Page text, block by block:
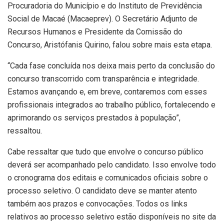
Procuradoria do Município e do Instituto de Previdência
Social de Macaé (Macaeprev). O Secretário Adjunto de
Recursos Humanos e Presidente da Comissão do
Concurso, Aristófanis Quirino, falou sobre mais esta etapa.
“Cada fase concluída nos deixa mais perto da conclusão do
concurso transcorrido com transparência e integridade.
Estamos avançando e, em breve, contaremos com esses
profissionais integrados ao trabalho público, fortalecendo e
aprimorando os serviços prestados à população”,
ressaltou.
Cabe ressaltar que tudo que envolve o concurso público
deverá ser acompanhado pelo candidato. Isso envolve todo
o cronograma dos editais e comunicados oficiais sobre o
processo seletivo. O candidato deve se manter atento
também aos prazos e convocações. Todos os links
relativos ao processo seletivo estão disponíveis no site da